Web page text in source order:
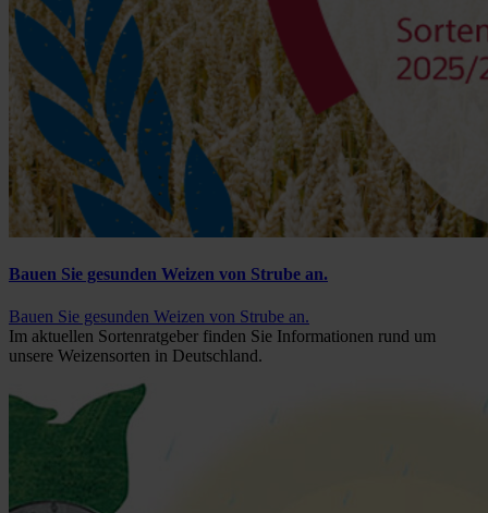
Bauen Sie gesunden Weizen von Strube an.
Bauen Sie gesunden Weizen von Strube an.
Im aktuellen Sortenratgeber finden Sie Informationen rund um
unsere Weizensorten in Deutschland.